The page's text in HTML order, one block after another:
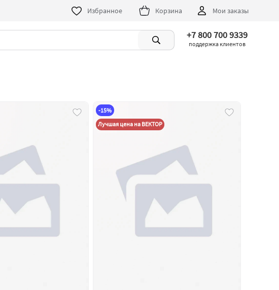
Избранное Корзина Мои заказы
+7 800 700 9339
поддержка клиентов
-15%
Лучшая цена на ВЕКТОР